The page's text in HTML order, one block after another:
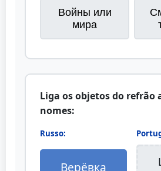
Войны или
мира
Liga os objetos do refrão
nomes:
Russo:
Верёвка